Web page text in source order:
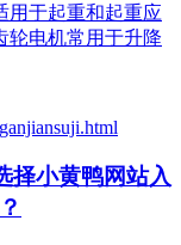
用于起重和起重应
轮电机常用于升降
择小黄鸭网站入